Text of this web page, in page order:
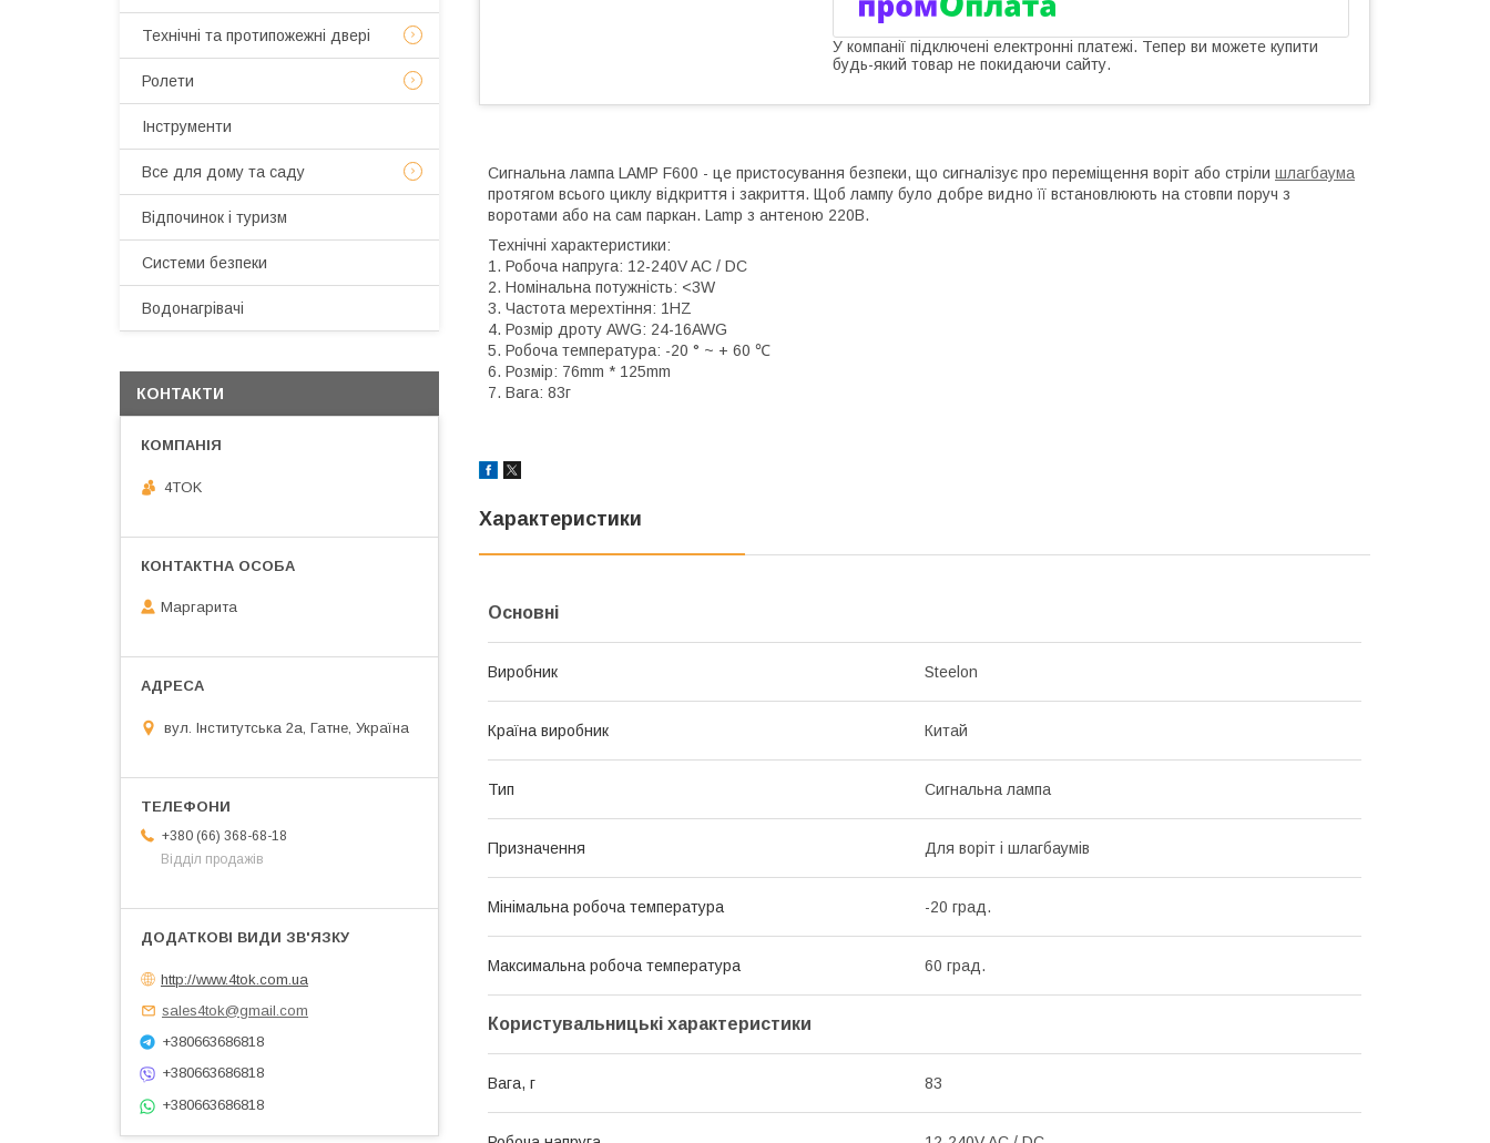
У компанії підключені електронні платежі. Тепер ви можете купити
будь-який товар не покидаючи сайту.
Сигнальна лампа LAMP F600 - це пристосування безпеки, що сигналізує про переміщення воріт або стріли шлагбаума
протягом всього циклу відкриття і закриття. Щоб лампу було добре видно її встановлюють на стовпи поруч з
воротами або на сам паркан. Lamp з антеною 220В.
Технічні характеристики:
1. Робоча напруга: 12-240V AC / DC
2. Номінальна потужність: <3W
3. Частота мерехтіння: 1HZ
4. Розмір дроту AWG: 24-16AWG
5. Робоча температура: -20 ° ~ + 60 ℃
6. Розмір: 76mm * 125mm
7. Вага: 83г
Характеристики
Основні
Виробник Steelon
Країна виробник Китай
Тип Сигнальна лампа
Призначення Для воріт і шлагбаумів
Мінімальна робоча температура -20 град.
Максимальна робоча температура 60 град.
Користувальницькі характеристики
Вага, г 83
Технічні та протипожежні двері
Ролети
Інструменти
Все для дому та саду
Відпочинок і туризм
Системи безпеки
Водонагрівачі
КОНТАКТИ
4TOK
Маргарита
вул. Інститутська 2а, Гатне, Україна
+380 (66) 368-68-18
Відділ продажів
http://www.4tok.com.ua
sales4tok@gmail.com
+380663686818
+380663686818
+380663686818